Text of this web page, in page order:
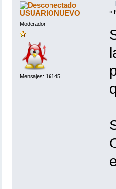
USUARIONUEVO
Moderador
Mensajes: 16145
«